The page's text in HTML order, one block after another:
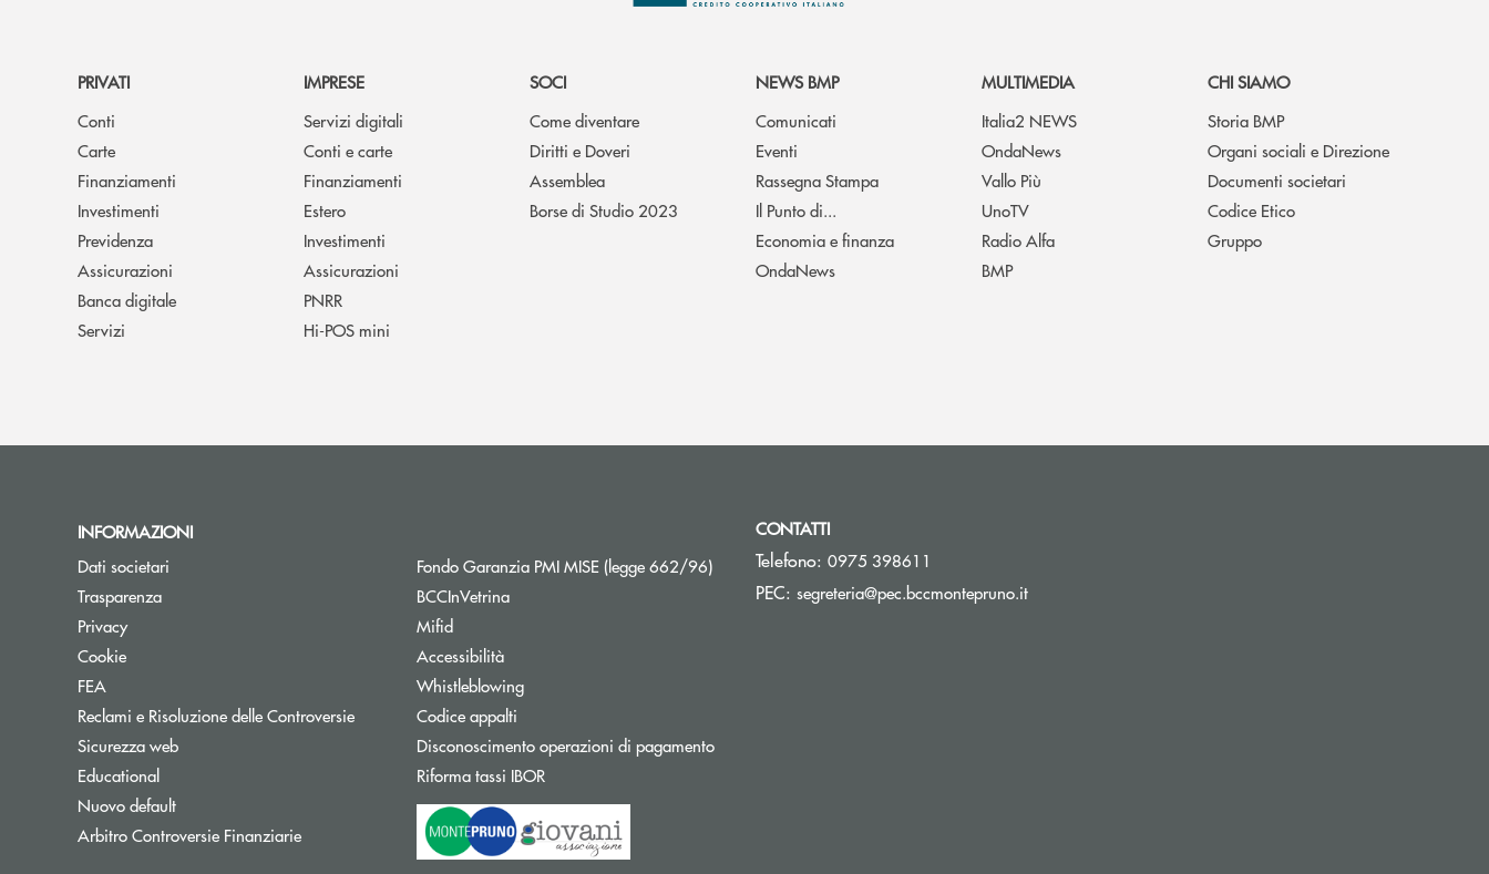
PRIVATI
Conti
Carte
Finanziamenti
Investimenti
Previdenza
Assicurazioni
Banca digitale
Servizi
IMPRESE
Servizi digitali
Conti e carte
Finanziamenti
Estero
Investimenti
Assicurazioni
PNRR
Hi-POS mini
SOCI
Come diventare
Diritti e Doveri
Assemblea
Borse di Studio 2023
NEWS BMP
Comunicati
Eventi
Rassegna Stampa
Il Punto di...
Economia e finanza
OndaNews
MULTIMEDIA
Italia2 NEWS
OndaNews
Vallo Più
UnoTV
Radio Alfa
BMP
CHI SIAMO
Storia BMP
Organi sociali e Direzione
Documenti societari
Codice Etico
Gruppo
INFORMAZIONI
Dati societari
Trasparenza
Privacy
Cookie
FEA
Reclami e Risoluzione delle Controversie
Sicurezza web
Educational
Nuovo default
Arbitro Controversie FinanziarieApre una nuova finestra
Fondo Garanzia PMI MISE (legge 662/96)Apre una nuova finestra
BCCInVetrina
Mifid
Accessibilità
Whistleblowing
Codice appalti
Disconoscimento operazioni di pagamento
Riforma tassi IBORApre una nuova finestra
CONTATTI
Telefono: 0975 398611
PEC: segreteria@pec.bccmontepruno.it(si apre l’app di posta elettronica)